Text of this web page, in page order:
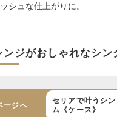
シュな仕上がりに。
ンジがおしゃれなシン
ージへ
セリアで叶うシ
ム《ケース》